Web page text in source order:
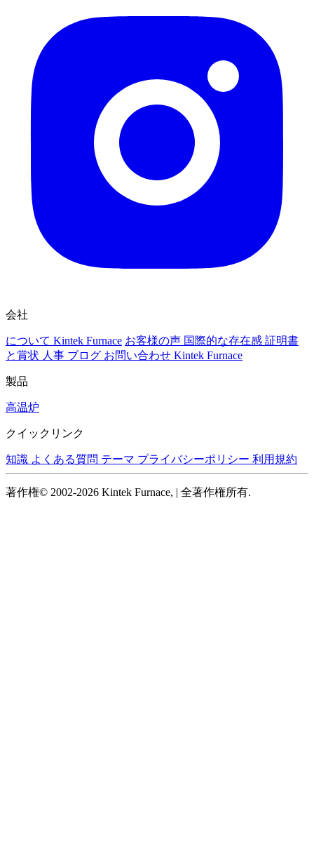
会社
について Kintek Furnace お客様の声 国際的な存在感 証明書
と賞状 人事 ブログ お問い合わせ Kintek Furnace
製品
高温炉
クイックリンク
知識 よくある質問 テーマ プライバシーポリシー 利用規約
著作権© 2002-2026 Kintek Furnace, | 全著作権所有.